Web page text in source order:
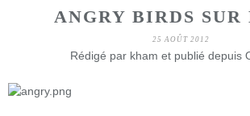
ANGRY BIRDS SUR
25 AOÛT 2012
Rédigé par kham et publié depuis